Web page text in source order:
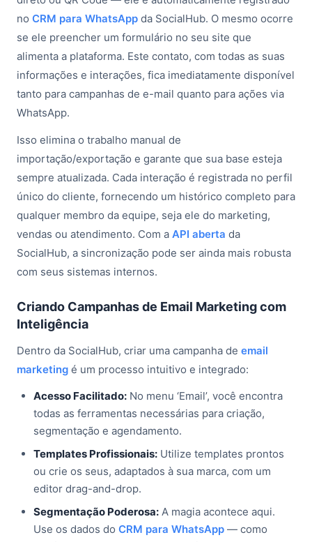
no CRM para WhatsApp da SocialHub. O mesmo ocorre
se ele preencher um formulário no seu site que
alimenta a plataforma. Este contato, com todas as suas
informações e interações, fica imediatamente disponível
tanto para campanhas de e-mail quanto para ações via
WhatsApp.
Isso elimina o trabalho manual de
importação/exportação e garante que sua base esteja
sempre atualizada. Cada interação é registrada no perfil
único do cliente, fornecendo um histórico completo para
qualquer membro da equipe, seja ele do marketing,
vendas ou atendimento. Com a API aberta da
SocialHub, a sincronização pode ser ainda mais robusta
com seus sistemas internos.
Criando Campanhas de Email Marketing com
Inteligência
Dentro da SocialHub, criar uma campanha de email
marketing é um processo intuitivo e integrado:
Acesso Facilitado: No menu ‘Email’, você encontra
todas as ferramentas necessárias para criação,
segmentação e agendamento.
Templates Profissionais: Utilize templates prontos
ou crie os seus, adaptados à sua marca, com um
editor drag-and-drop.
Segmentação Poderosa: A magia acontece aqui.
Use os dados do CRM para WhatsApp — como